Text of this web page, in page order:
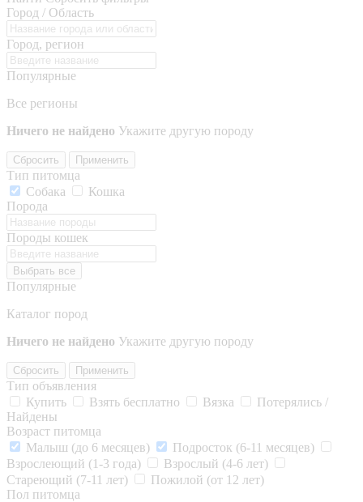
Город / Область
Город, регион
Популярные
Все регионы
Ничего не найдено Укажите другую породу
Сбросить Применить
Тип питомца
Собака
Кошка
Порода
Породы кошек
Выбрать все
Популярные
Каталог пород
Ничего не найдено Укажите другую породу
Сбросить Применить
Тип объявления
Купить
Взять бесплатно Вязка
Потерялись /
Найдены
Возраст питомца
Малыш (до 6 месяцев)
Подросток (6-11 месяцев)
Взрослеющий (1-3 года)
Взрослый (4-6 лет)
Стареющий (7-11 лет)
Пожилой (от 12 лет)
Пол питомца